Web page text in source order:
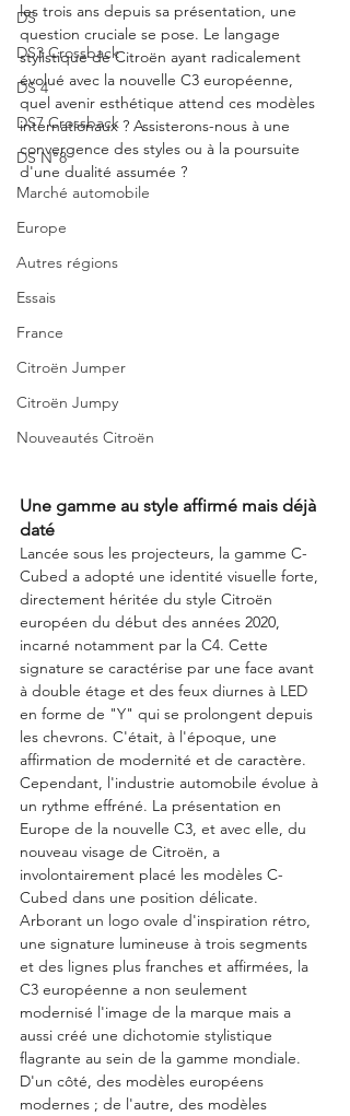
DS
DS3 Crossback
DS 4
DS7 Crossback
DS N°8
Marché automobile
Europe
Autres régions
Essais
France
Citroën Jumper
Citroën Jumpy
Nouveautés Citroën
les trois ans depuis sa présentation, une
question cruciale se pose. Le langage
stylistique de Citroën ayant radicalement
évolué avec la nouvelle C3 européenne,
quel avenir esthétique attend ces modèles
internationaux ? Assisterons-nous à une
convergence des styles ou à la poursuite
d'une dualité assumée ?
Une gamme au style affirmé mais déjà
daté
Lancée sous les projecteurs, la gamme C-
Cubed a adopté une identité visuelle forte,
directement héritée du style Citroën
européen du début des années 2020,
incarné notamment par la C4. Cette
signature se caractérise par une face avant
à double étage et des feux diurnes à LED
en forme de "Y" qui se prolongent depuis
les chevrons. C'était, à l'époque, une
affirmation de modernité et de caractère.
Cependant, l'industrie automobile évolue à
un rythme effréné. La présentation en
Europe de la nouvelle C3, et avec elle, du
nouveau visage de Citroën, a
involontairement placé les modèles C-
Cubed dans une position délicate.
Arborant un logo ovale d'inspiration rétro,
une signature lumineuse à trois segments
et des lignes plus franches et affirmées, la
C3 européenne a non seulement
modernisé l'image de la marque mais a
aussi créé une dichotomie stylistique
flagrante au sein de la gamme mondiale.
D'un côté, des modèles européens
modernes ; de l'autre, des modèles